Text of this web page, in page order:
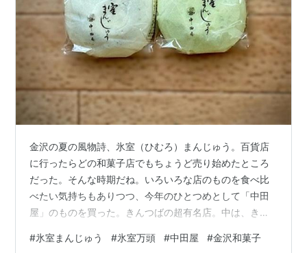
金沢の夏の風物詩、氷室（ひむろ）まんじゅう。百貨店
に行ったらどの和菓子店でもちょうど売り始めたところ
だった。そんな時期だね。いろいろな店のものを食べ比
べたい気持ちもありつつ、今年のひとつめとして「中田
屋」のものを買った。きんつばの超有名店。中は、きめ
室の日（７月１日）に健康を願って食べられるまんじゅ
#氷室まんじゅう #氷室万頭 #中田屋 #金沢和菓子